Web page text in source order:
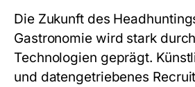
Die Zukunft des
Gastronomie wird stark
Technologien geprägt.
und datengetriebenes